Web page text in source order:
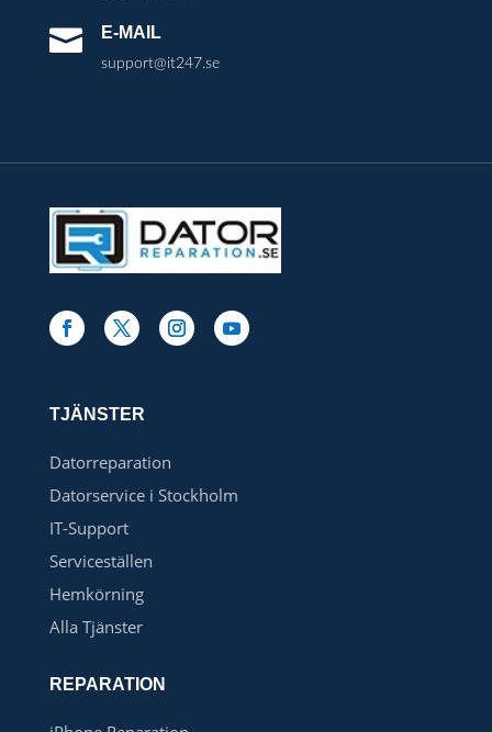
 E-MAIL
support@it247.se
TJÄNSTER
Datorreparation
Datorservice i Stockholm
IT-Support
Serviceställen
Hemkörning
Alla Tjänster
REPARATION